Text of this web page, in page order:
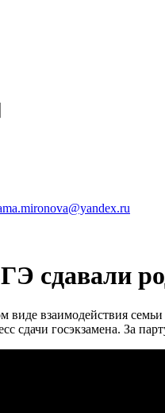
сдавали
виде взаимодействия
сдачи госэкзамена. За